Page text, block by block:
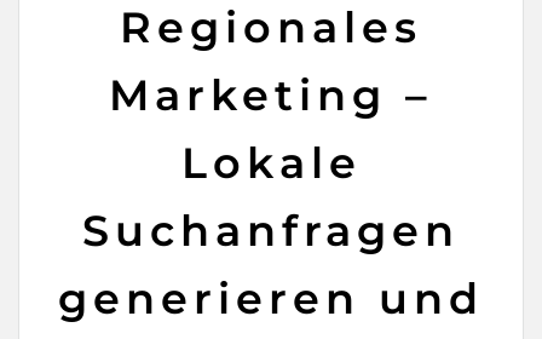
Regionales
Marketing –
Lokale
Suchanfragen
generieren und